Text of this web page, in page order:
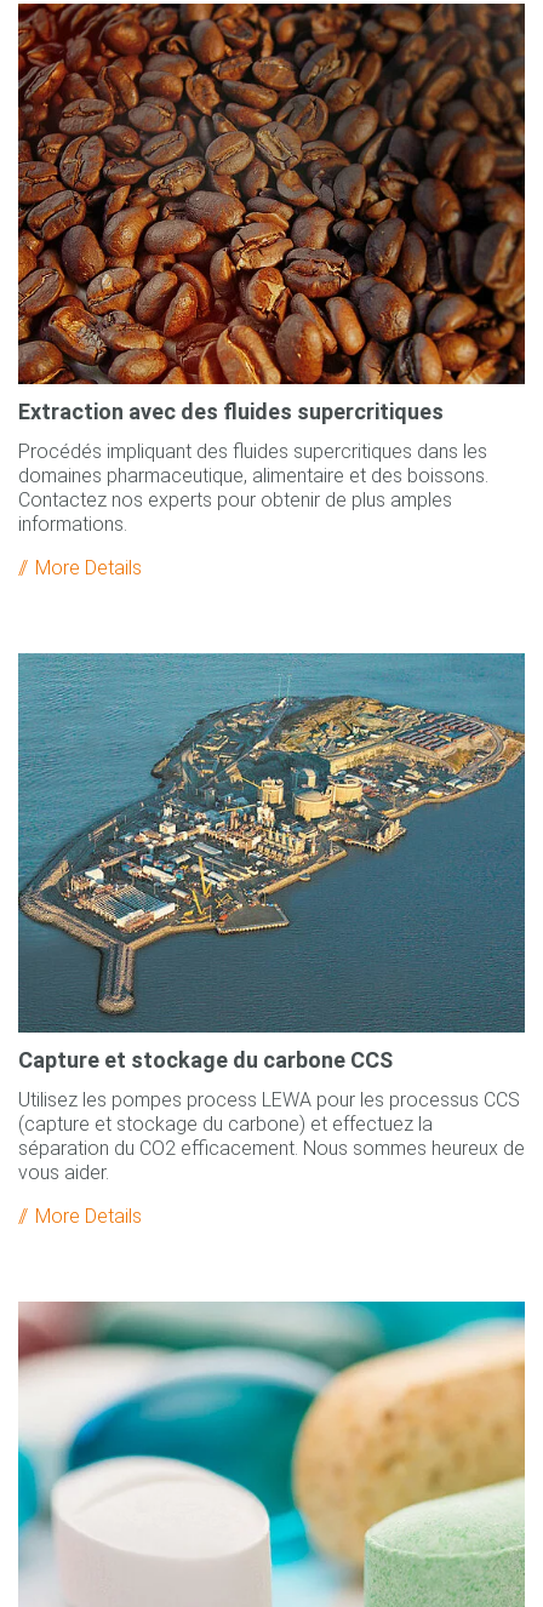
Extraction avec des fluides supercritiques
Procédés impliquant des fluides supercritiques dans les
domaines pharmaceutique, alimentaire et des boissons.
Contactez nos experts pour obtenir de plus amples
informations.
More Details
Capture et stockage du carbone CCS
Utilisez les pompes process LEWA pour les processus CCS
(capture et stockage du carbone) et effectuez la
séparation du CO2 efficacement. Nous sommes heureux de
vous aider.
More Details